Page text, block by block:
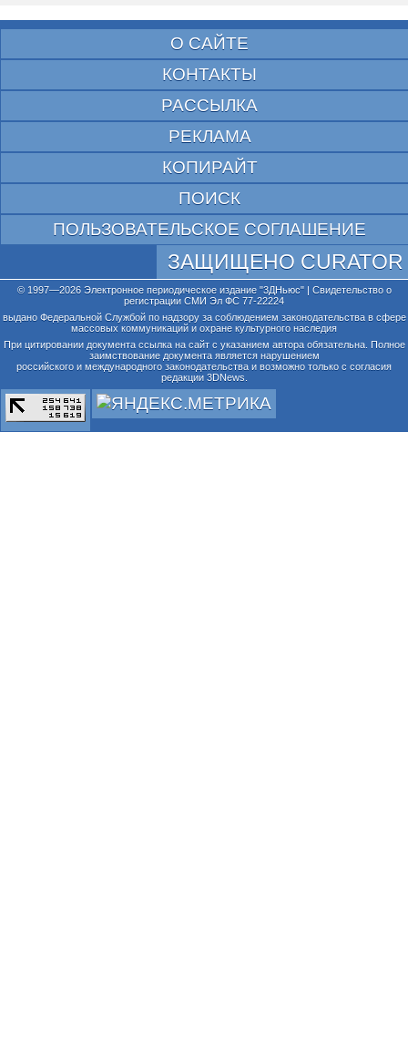
О САЙТЕ
КОНТАКТЫ
РАССЫЛКА
РЕКЛАМА
КОПИРАЙТ
ПОИСК
ПОЛЬЗОВАТЕЛЬСКОЕ СОГЛАШЕНИЕ
ЗАЩИЩЕНО CURATOR
© 1997—2026 Электронное периодическое издание "3ДНьюс" | Свидетельство о
регистрации СМИ Эл ФС 77-22224
выдано Федеральной Службой по надзору за соблюдением законодательства в сфере
массовых коммуникаций и охране культурного наследия
При цитировании документа ссылка на сайт с указанием автора обязательна. Полное
заимствование документа является нарушением
российского и международного законодательства и возможно только с согласия
редакции 3DNews.